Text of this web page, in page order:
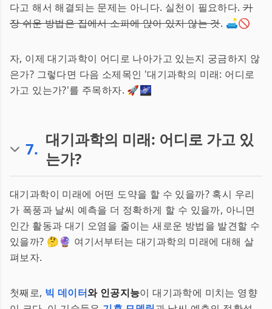
다고 해서 해결되는 문제는 아니다. 실천이 필요하다. 가
장 쉬운 방법은 집에서 소파에 앉아 있지 않는 것. 🛋️🚫
자, 이제 대기과학이 어디로 나아가고 있는지 궁금하지 않
은가? 그렇다면 다음 소제목인 '대기과학의 미래: 어디로
가고 있는가?'를 주목하자. 🚀🌌
7. 대기과학의 미래: 어디로 가고 있
는가?
대기과학이 미래에 어떤 도약을 할 수 있을까? 혹시 우리
가 폭풍과 날씨 예측을 더 정확하게 할 수 있을까, 아니면
인간 활동과 대기 오염을 줄이는 새로운 방법을 발견할 수
있을까? 🤔🔮 여기서부터는 대기과학의 미래에 대해 살
펴보자.
첫째로, 빅 데이터와 인공지능이 대기과학에 미치는 영향